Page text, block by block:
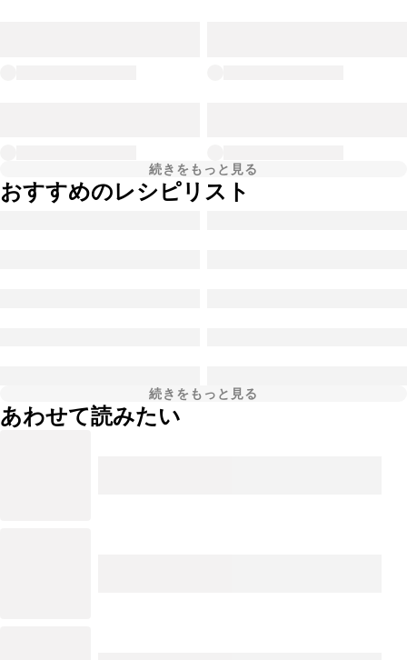
続きをもっと見る
おすすめのレシピリスト
続きをもっと見る
あわせて読みたい